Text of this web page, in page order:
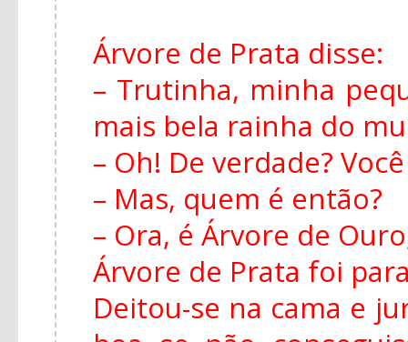
Árvore de Prata disse:
– Trutinha, minha
mais bela rainha do
– Oh! De verdade?
– Mas, quem é então?
– Ora, é Árvore de
Árvore de Prata foi
Deitou-se na cama e